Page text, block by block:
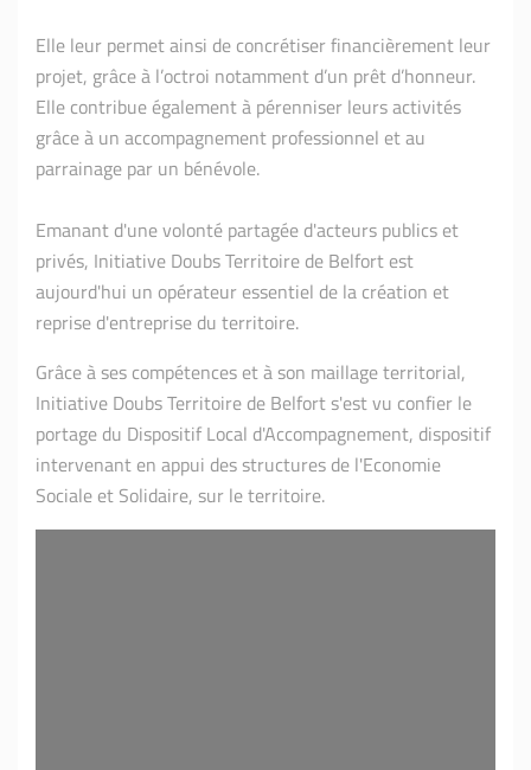
Elle leur permet ainsi de concrétiser financièrement leur
projet, grâce à l’octroi notamment d’un prêt d’honneur.
Elle contribue également à pérenniser leurs activités
grâce à un accompagnement professionnel et au
parrainage par un bénévole.
Emanant d'une volonté partagée d'acteurs publics et
privés, Initiative Doubs Territoire de Belfort est
aujourd'hui un opérateur essentiel de la création et
reprise d'entreprise du territoire.
Grâce à ses compétences et à son maillage territorial,
Initiative Doubs Territoire de Belfort s'est vu confier le
portage du Dispositif Local d'Accompagnement, dispositif
intervenant en appui des structures de l'Economie
Sociale et Solidaire, sur le territoire.